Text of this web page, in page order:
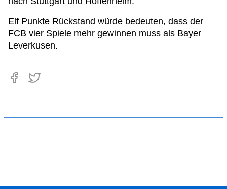
Elf Punkte Rückstand würde bedeuten, dass der
FCB vier Spiele mehr gewinnen muss als Bayer
Leverkusen.